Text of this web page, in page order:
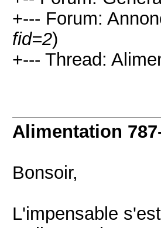
+--- Forum:
fid=2)
+--- Thread:
Alimentation
Bonsoir,
L'impensable